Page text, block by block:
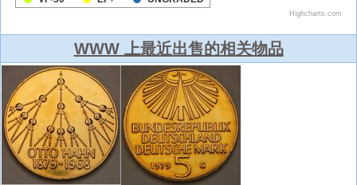
WWW 上最近出售的相关物品